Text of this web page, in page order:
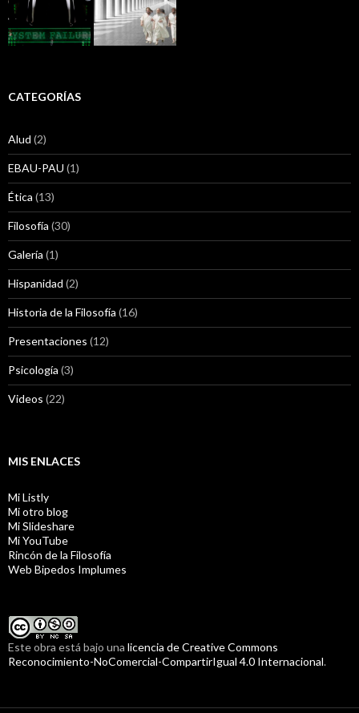
CATEGORÍAS
Alud (2)
EBAU-PAU (1)
Ética (13)
Filosofía (30)
Galería (1)
Hispanidad (2)
Historia de la Filosofía (16)
Presentaciones (12)
Psicología (3)
Videos (22)
MIS ENLACES
Mi Listly
Mi otro blog
Mi Slideshare
Mi YouTube
Rincón de la Filosofía
Web Bipedos Implumes
Este obra está bajo una licencia de Creative Commons
Reconocimiento-NoComercial-CompartirIgual 4.0 Internacional.